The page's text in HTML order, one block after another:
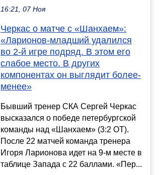
16:21, 07 Ноя
Черкас о матче с «Шанхаем»:
«Ларионов-младший удалился
во 2-й игре подряд. В этом его
слабое место. В других
компонентах он выглядит более-
менее»
Бывший тренер СКА Сергей Черкас
высказался о победе петербургской
команды над «Шанхаем» (3:2 ОТ).
После 22 матчей команда тренера
Игоря Ларионова идет на 9-м месте в
таблице Запада с 22 баллами. «Пер...